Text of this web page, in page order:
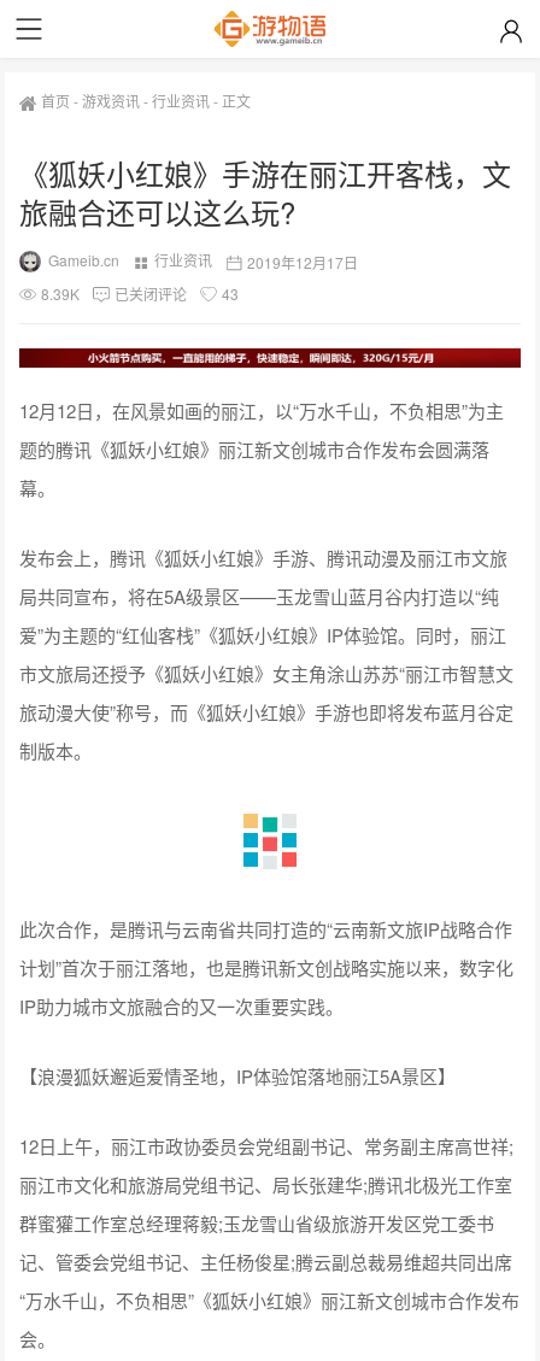
首页 -游戏资讯-行业资讯- 正文
《狐妖小红娘》手游在丽江开客栈，文
旅融合还可以这么玩?
Gameib.cn 行业资讯
2019年12月17日
8.39K
已关闭评论 43
12月12日，在风景如画的丽江，以“万水千山，不负相思”为主
题的腾讯《狐妖小红娘》丽江新文创城市合作发布会圆满落
幕。
发布会上，腾讯《狐妖小红娘》手游、腾讯动漫及丽江市文旅
局共同宣布，将在5A级景区——玉龙雪山蓝月谷内打造以“纯
爱”为主题的“红仙客栈”《狐妖小红娘》IP体验馆。同时，丽江
市文旅局还授予《狐妖小红娘》女主角涂山苏苏“丽江市智慧文
旅动漫大使”称号，而《狐妖小红娘》手游也即将发布蓝月谷定
制版本。
此次合作，是腾讯与云南省共同打造的“云南新文旅IP战略合作
计划”首次于丽江落地，也是腾讯新文创战略实施以来，数字化
IP助力城市文旅融合的又一次重要实践。
【浪漫狐妖邂逅爱情圣地，IP体验馆落地丽江5A景区】
12日上午，丽江市政协委员会党组副书记、常务副主席高世祥;
丽江市文化和旅游局党组书记、局长张建华;腾讯北极光工作室
群蜜獾工作室总经理蒋毅;玉龙雪山省级旅游开发区党工委书
记、管委会党组书记、主任杨俊星;腾云副总裁易维超共同出席
“万水千山，不负相思”《狐妖小红娘》丽江新文创城市合作发布
会。